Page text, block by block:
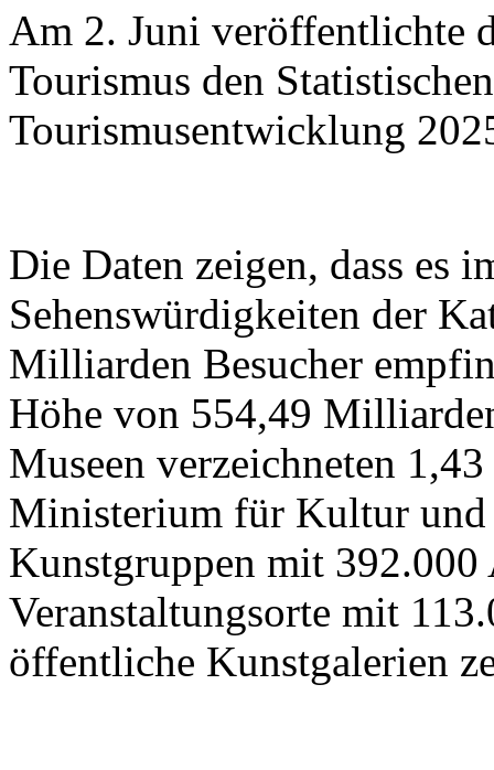
Am 2. Juni veröffentlichte
Tourismus den
Tourismusentwicklung
Die Daten zeigen, dass es
Sehenswürdigkeiten der
Milliarden Besucher
Höhe von 554,49
Museen verzeichneten
Ministerium für Kultur und
Kunstgruppen mit
Veranstaltungsorte mit
öffentliche Kunstgalerien